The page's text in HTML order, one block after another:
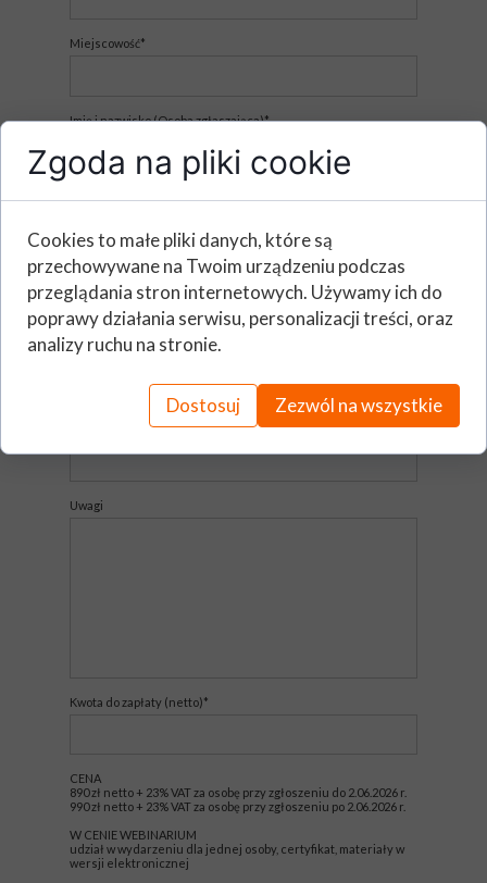
Miejscowość*
Imię i nazwisko (Osoba zgłaszająca)*
E - mail*
Telefon*
Stanowisko*
Uwagi
Kwota do zapłaty (netto)*
CENA
890 zł netto + 23% VAT za osobę przy zgłoszeniu do 2.06.2026 r.
990 zł netto + 23% VAT za osobę przy zgłoszeniu po 2.06.2026 r.
W CENIE WEBINARIUM
udział w wydarzeniu dla jednej osoby, certyfikat, materiały w
wersji elektronicznej
Zgoda na pliki cookie
Cookies to małe pliki danych, które są
przechowywane na Twoim urządzeniu podczas
przeglądania stron internetowych. Używamy ich do
poprawy działania serwisu, personalizacji treści, oraz
analizy ruchu na stronie.
Dostosuj Zezwól na wszystkie